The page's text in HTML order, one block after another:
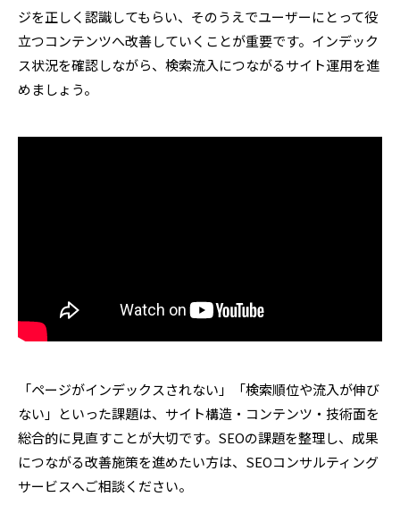
ジを正しく認識してもらい、そのうえでユーザーにとって役
立つコンテンツへ改善していくことが重要です。インデック
ス状況を確認しながら、検索流入につながるサイト運用を進
めましょう。
「ページがインデックスされない」「検索順位や流入が伸び
ない」といった課題は、サイト構造・コンテンツ・技術面を
総合的に見直すことが大切です。SEOの課題を整理し、成果
につながる改善施策を進めたい方は、SEOコンサルティング
サービスへご相談ください。